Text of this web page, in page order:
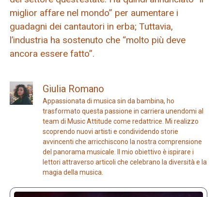
miglior affare nel mondo” per aumentare i
guadagni dei cantautori in erba; Tuttavia,
l’industria ha sostenuto che “molto più deve
ancora essere fatto”.
Giulia Romano
Appassionata di musica sin da bambina, ho
trasformato questa passione in carriera unendomi al
team di Music Attitude come redattrice. Mi realizzo
scoprendo nuovi artisti e condividendo storie
avvincenti che arricchiscono la nostra comprensione
del panorama musicale. Il mio obiettivo è ispirare i
lettori attraverso articoli che celebrano la diversità e la
magia della musica.